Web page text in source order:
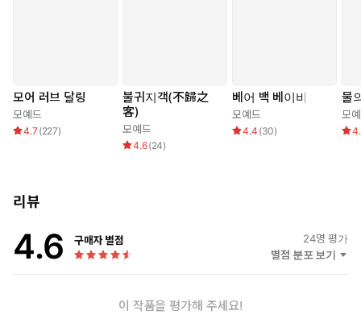
모어 러브 달링
모예드
4.7 (227)
불귀지객(不歸之
客)
모예드
4.6(24)
베어 백 베이비
모예드
4.4 (30)
물
모
리뷰
4.6 구매자 별점 24명 평가
별점 분포 보기
이 작품을 평가해 주세요!